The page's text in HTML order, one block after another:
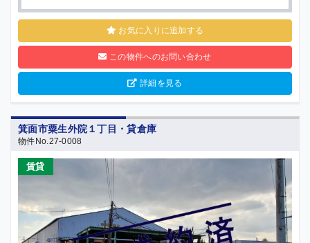
お気に入りに追加する
この物件へのお問い合わせ
詳細を見る
箕面市粟生外院１丁目・貸倉庫
物件No.27-0008
賃貸